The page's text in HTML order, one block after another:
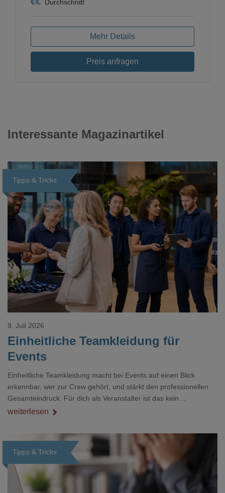
Durchschnitt
Mehr Details
Preis anfragen
Interessante Magazinartikel
Tipps & Tricks
Loading...
Einheitliche Teamkleidung für
Events
9. Juli 2026
Einheitliche Teamkleidung macht bei Events auf einen Blick
erkennbar, wer zur Crew gehört, und stärkt den professionellen
Gesamteindruck. Für dich als Veranstalter ist das kein
Nebenthema: Bei Textilien mit Stickerei oder mehreren
weiterlesen
Tipps & Tricks